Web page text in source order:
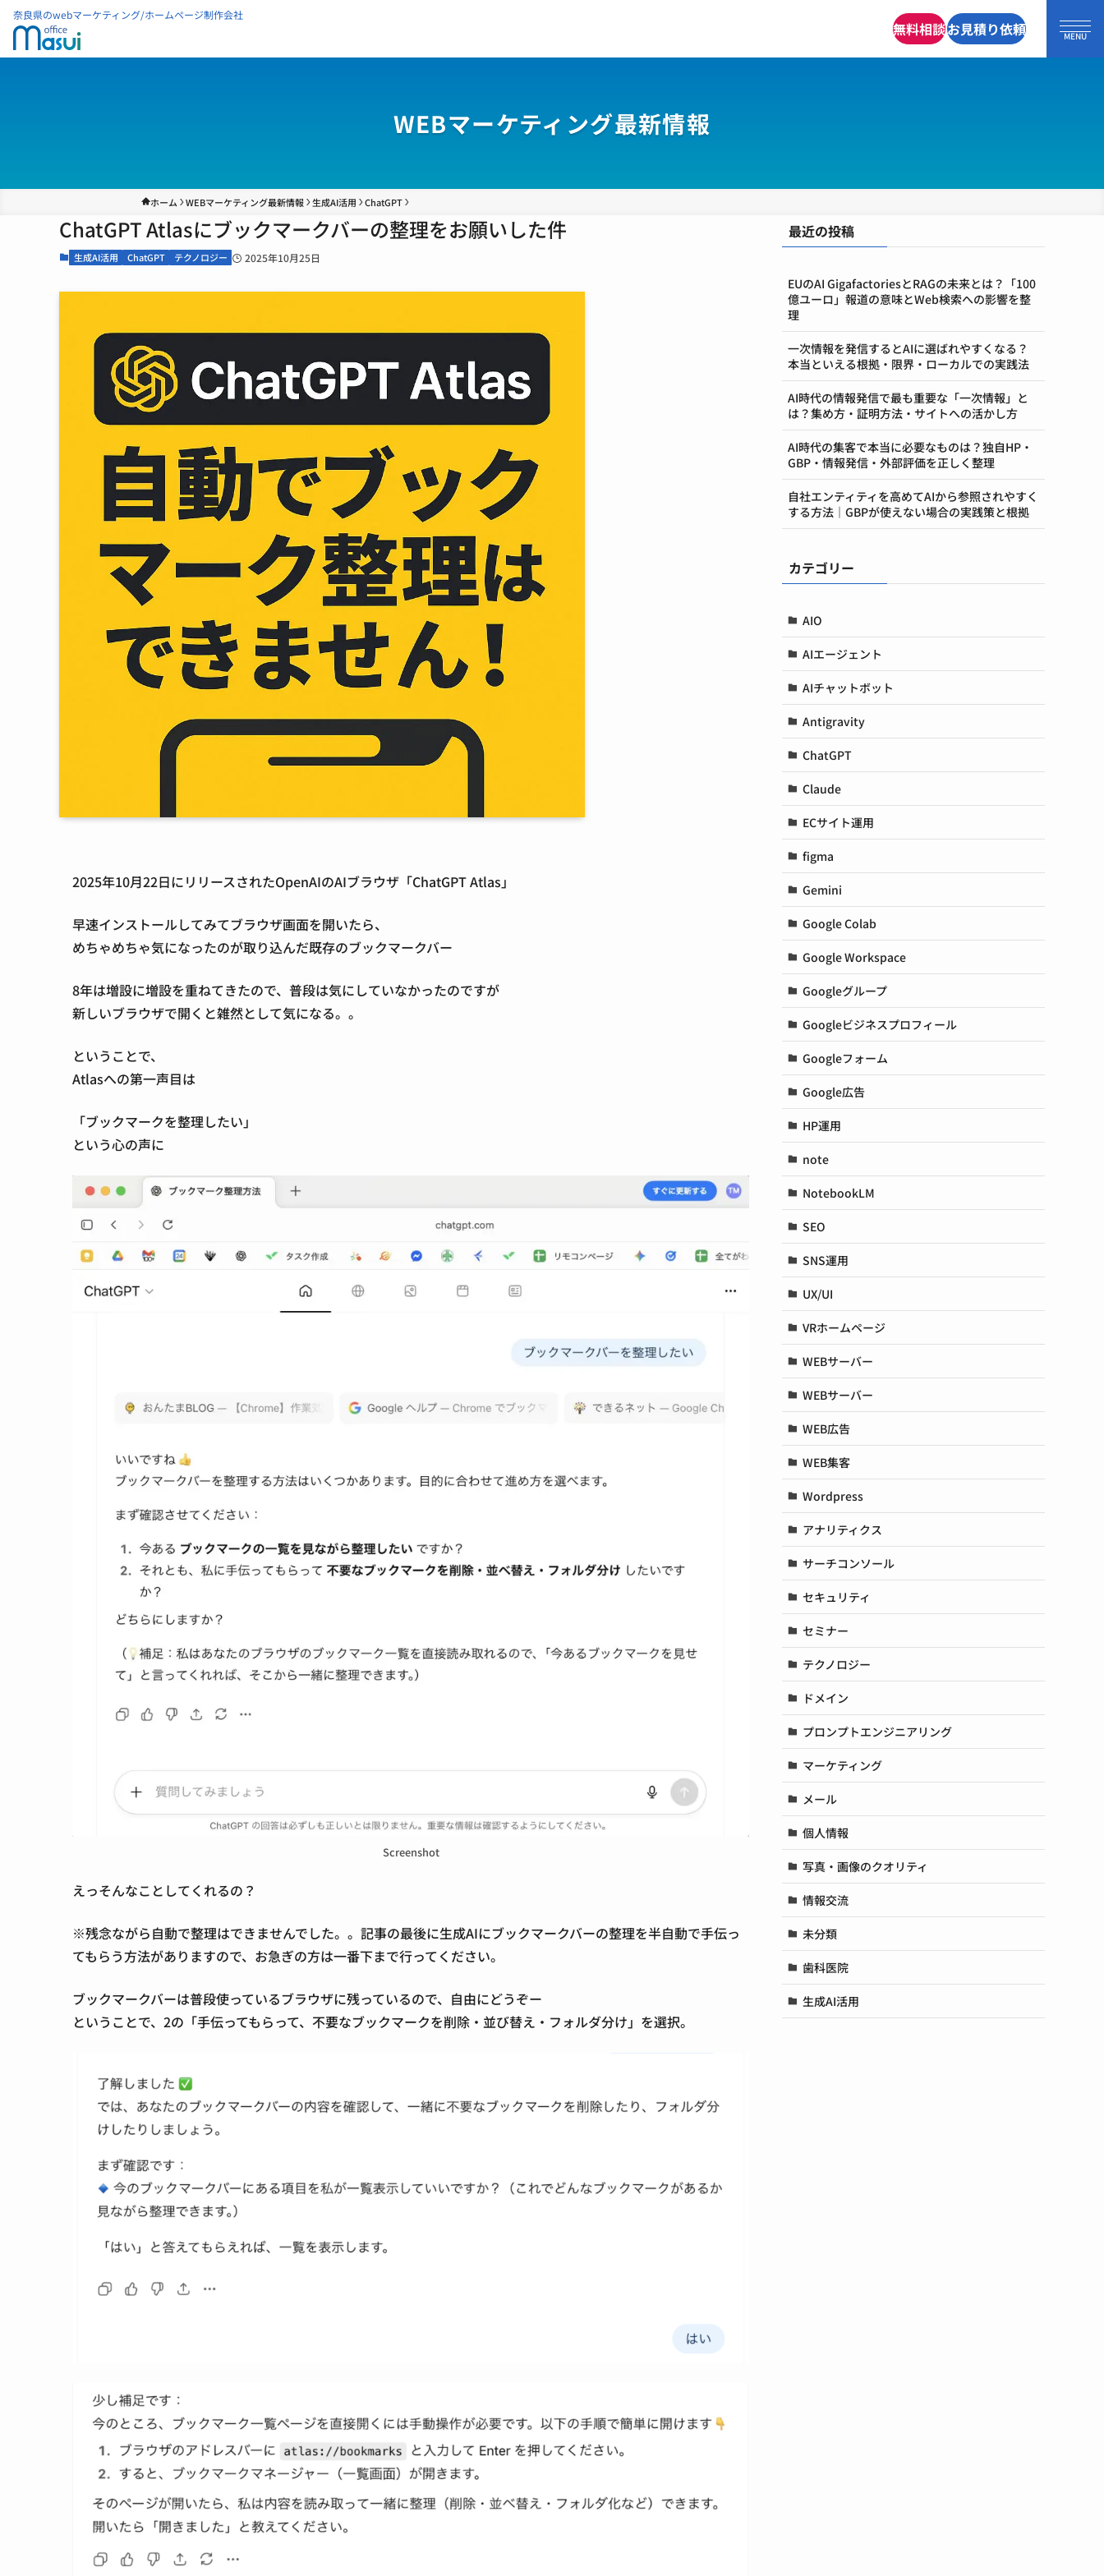
奈良県のwebマーケティング/ホームページ制作会社
無料相談お見積り依頼
WEBマーケティング最新情報
ホーム WEBマーケティング最新情報 生成AI活用 ChatGPT
ChatGPT Atlasにブックマークバーの整理をお願いした件
生成AI活用 ChatGPT テクノロジー 2025年10月25日
2025年10月22日にリリースされたOpenAIのAIブラウザ「ChatGPT Atlas」
早速インストールしてみてブラウザ画面を開いたら、
めちゃめちゃ気になったのが取り込んだ既存のブックマークバー
8年は増設に増設を重ねてきたので、普段は気にしていなかったのですが
新しいブラウザで開くと雑然として気になる。。
ということで、
Atlasへの第一声目は
「ブックマークを整理したい」
という心の声に
Screenshot
えっそんなことしてくれるの？
※残念ながら自動で整理はできませんでした。。 記事の最後に生成AIにブックマークバーの整理を半自動で手伝っ
てもらう方法がありますので、お急ぎの方は一番下まで行ってください。
ブックマークバーは普段使っているブラウザに残っているので、自由にどうぞー
ということで、2の「手伝ってもらって、不要なブックマークを削除・並び替え・フォルダ分け」を選択。
最近の投稿
EUのAI GigafactoriesとRAGの未来とは？「100
億ユーロ」報道の意味とWeb検索への影響を整
理
一次情報を発信するとAIに選ばれやすくなる？
本当といえる根拠・限界・ローカルでの実践法
AI時代の情報発信で最も重要な「一次情報」と
は？集め方・証明方法・サイトへの活かし方
AI時代の集客で本当に必要なものは？独自HP・
GBP・情報発信・外部評価を正しく整理
自社エンティティを高めてAIから参照されやすく
する方法｜GBPが使えない場合の実践策と根拠
カテゴリー
AIO
AIエージェント
AIチャットボット
Antigravity
ChatGPT
Claude
ECサイト運用
figma
Gemini
Google Colab
Google Workspace
Googleグループ
Googleビジネスプロフィール
Googleフォーム
Google広告
HP運用
note
NotebookLM
SEO
SNS運用
UX/UI
VRホームページ
WEBサーバー
WEBサーバー
WEB広告
WEB集客
Wordpress
アナリティクス
サーチコンソール
セキュリティ
セミナー
テクノロジー
ドメイン
プロンプトエンジニアリング
マーケティング
メール
個人情報
写真・画像のクオリティ
情報交流
未分類
歯科医院
生成AI活用